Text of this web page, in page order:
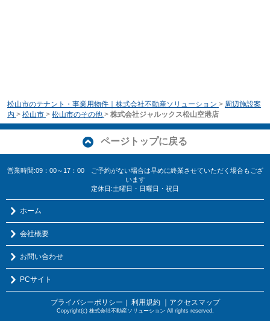
松山市のテナント・事業用物件｜株式会社不動産ソリューション > 周辺施設案
内 > 松山市 > 松山市のその他 > 株式会社ジャルックス松山空港店
ページトップに戻る
営業時間:09：00～17：00 ご予約がない場合は早めに終業させていただく場合もござ
います
定休日:土曜日・日曜日・祝日
ホーム
会社概要
お問い合わせ
PCサイト
プライバシーポリシー ｜ 利用規約 ｜アクセスマップ
Copyright(c) 株式会社不動産ソリューション All rights reserved.